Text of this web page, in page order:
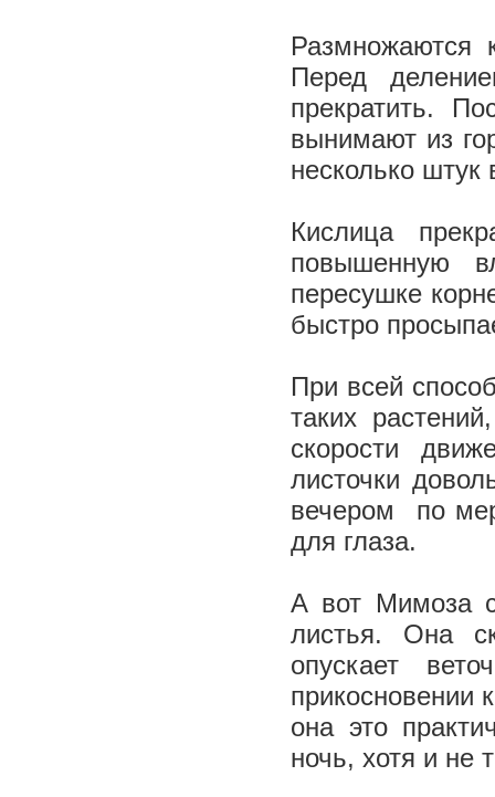
Размножаются
Перед
прекратить.
вынимают из
несколько
Кислица
повышенную
пересушке
быстро
При всей
таких
скорости
листочки
вечером ­ по
для глаза.
А вот Мимоза
листья. Она
опускает
прикосновении
она это
ночь, хотя и не